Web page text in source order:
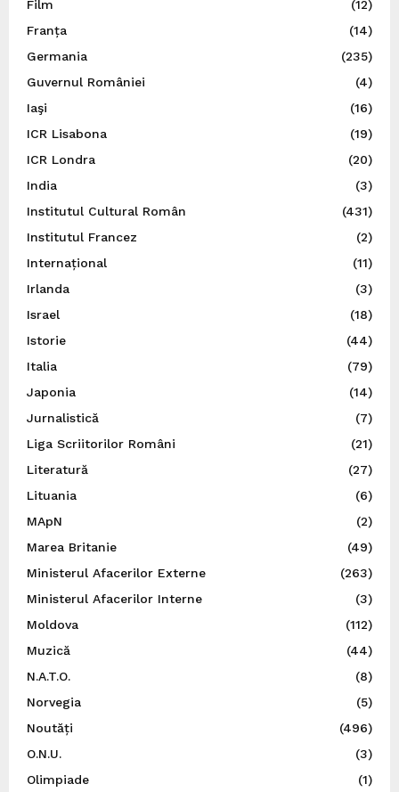
Film
(12)
Franța
(14)
Germania
(235)
Guvernul României
(4)
Iaşi
(16)
ICR Lisabona
(19)
ICR Londra
(20)
India
(3)
Institutul Cultural Român
(431)
Institutul Francez
(2)
Internațional
(11)
Irlanda
(3)
Israel
(18)
Istorie
(44)
Italia
(79)
Japonia
(14)
Jurnalistică
(7)
Liga Scriitorilor Români
(21)
Literatură
(27)
Lituania
(6)
MApN
(2)
Marea Britanie
(49)
Ministerul Afacerilor Externe
(263)
Ministerul Afacerilor Interne
(3)
Moldova
(112)
Muzică
(44)
N.A.T.O.
(8)
Norvegia
(5)
Noutăți
(496)
O.N.U.
(3)
Olimpiade
(1)